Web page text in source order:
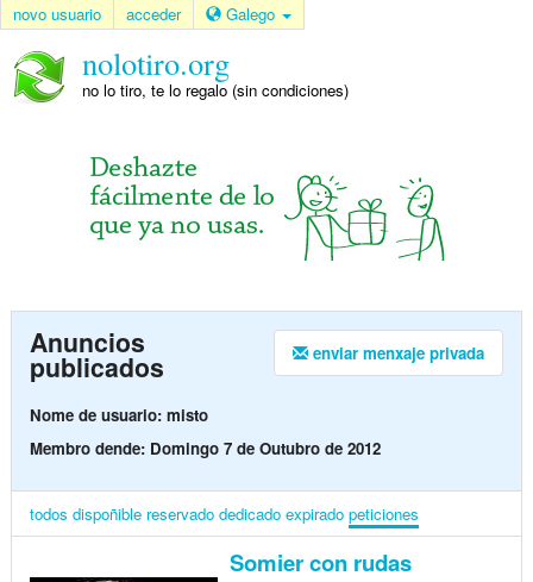
novo usuario acceder Galego
nolotiro.org
no lo tiro, te lo regalo (sin condiciones)
enviar menxaje privada
Anuncios
publicados
Nome de usuario: misto
Membro dende: Domingo 7 de Outubro de 2012
todos dispoñible reservado dedicado expirado peticiones
Somier con rudas